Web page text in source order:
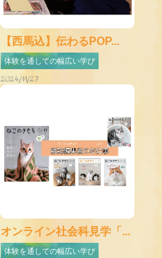
【西馬込】伝わるPOP...
体験を通しての幅広い学び
2024/11/27
オンライン社会科見学「...
体験を通しての幅広い学び